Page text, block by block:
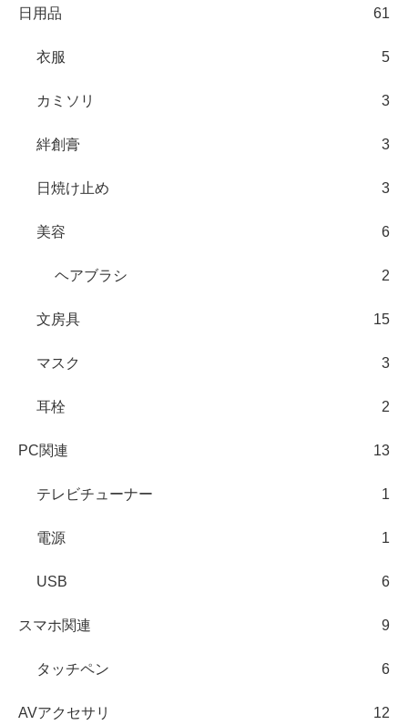
日用品 61
衣服 5
カミソリ 3
絆創膏 3
日焼け止め 3
美容 6
ヘアブラシ 2
文房具 15
マスク 3
耳栓 2
PC関連 13
テレビチューナー 1
電源 1
USB 6
スマホ関連 9
タッチペン 6
AVアクセサリ 12